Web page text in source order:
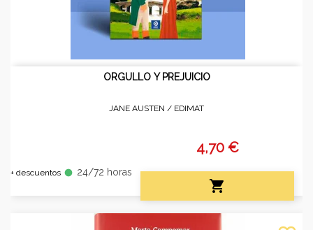
ORGULLO Y PREJUICIO
JANE AUSTEN / EDIMAT
+ descuentos fiber_manual_record 24/72 horas
4,70 €
